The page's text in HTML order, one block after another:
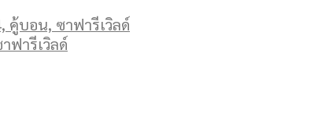
คู้บอน, ซาฟารีเวิลด์
ฟารีเวิลด์